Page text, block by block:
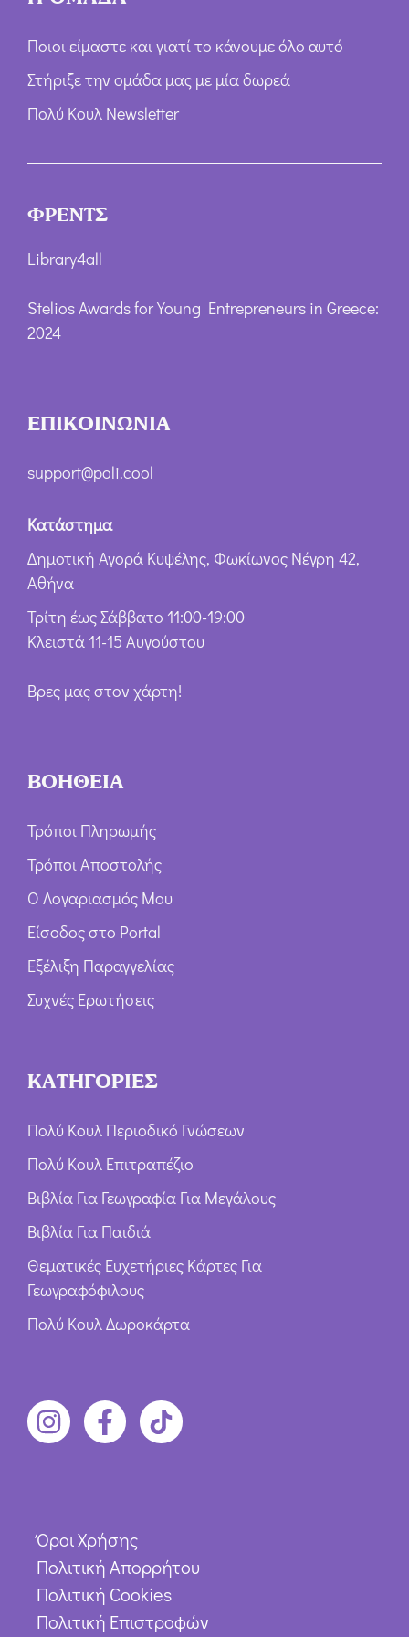
Ποιοι είμαστε και γιατί το κάνουμε όλο αυτό
Στήριξε την ομάδα μας με μία δωρεά
Πολύ Κουλ Newsletter
ΦΡΕΝΤΣ
Library4all
Stelios Awards for Young Entrepreneurs in Greece:
2024
ΕΠΙΚΟΙΝΩΝΙΑ
support@poli.cool
Κατάστημα
Δημοτική Αγορά Κυψέλης, Φωκίωνος Νέγρη 42,
Αθήνα
Τρίτη έως Σάββατο 11:00-19:00
Κλειστά 11-15 Αυγούστου
Βρες μας στον χάρτη!
ΒΟΗΘΕΙΑ
Τρόποι Πληρωμής
Τρόποι Αποστολής
Ο Λογαριασμός Μου
Είσοδος στο Portal
Εξέλιξη Παραγγελίας
Συχνές Ερωτήσεις
ΚΑΤΗΓΟΡΙΕΣ
Πολύ Κουλ Περιοδικό Γνώσεων
Πολύ Κουλ Επιτραπέζιο
Βιβλία Για Γεωγραφία Για Μεγάλους
Βιβλία Για Παιδιά
Θεματικές Ευχετήριες Κάρτες Για
Γεωγραφόφιλους
Πολύ Κουλ Δωροκάρτα
Όροι Χρήσης
Πολιτική Απορρήτου
Πολιτική Cookies
Πολιτική Επιστροφών